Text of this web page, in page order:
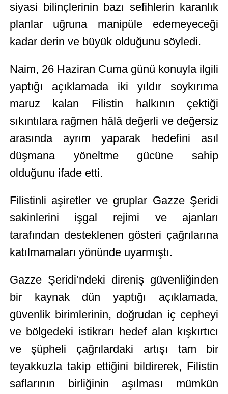
siyasi bilinçlerinin bazı sefihlerin karanlık
planlar uğruna manipüle edemeyeceği
kadar derin ve büyük olduğunu söyledi.
Naim, 26 Haziran Cuma günü konuyla ilgili
yaptığı açıklamada iki yıldır soykırıma
maruz kalan Filistin halkının çektiği
sıkıntılara rağmen hâlâ değerli ve değersiz
arasında ayrım yaparak hedefini asıl
düşmana yöneltme gücüne sahip
olduğunu ifade etti.
Filistinli aşiretler ve gruplar Gazze Şeridi
sakinlerini işgal rejimi ve ajanları
tarafından desteklenen gösteri çağrılarına
katılmamaları yönünde uyarmıştı.
Gazze Şeridi’ndeki direniş güvenliğinden
bir kaynak dün yaptığı açıklamada,
güvenlik birimlerinin, doğrudan iç cepheyi
ve bölgedeki istikrarı hedef alan kışkırtıcı
ve şüpheli çağrılardaki artışı tam bir
teyakkuzla takip ettiğini bildirerek, Filistin
saflarının birliğinin aşılması mümkün